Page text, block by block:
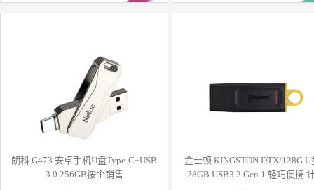
朗科 G473 安卓手机U盘Type-C+USB
3.0 256GB按个销售
金士顿 KINGSTON DTX/128G U
28GB USB3.2 Gen 1 轻巧便携